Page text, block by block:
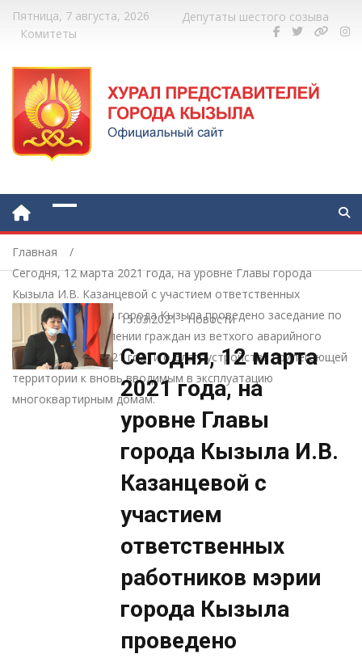
Пятница, 7 августа, 2026
Депутаты шестого созыва
Комитеты
Главная
Сегодня, 12 марта 2021 года, на уровне Главы города
Кызыла И.В. Казанцевой с участием ответственных
работников мэрии города Кызыла проведено заседание по
вопросу о переселении граждан из ветхого аварийного
жилья (план на 2021 год) и о благоустройстве прилегающей
территории к вновь вводимым в эксплуатацию
многоквартирным домам.
15.03.2021- Новости
Сегодня, 12 марта
2021 года, на
уровне Главы
города Кызыла И.В.
Казанцевой с
участием
ответственных
работников мэрии
города Кызыла
проведено